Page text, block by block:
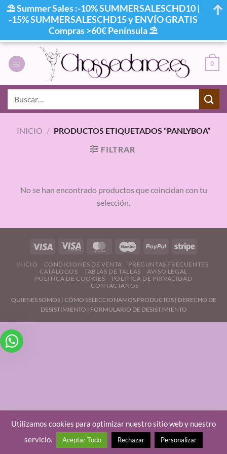
contenido
0
INICIO / PRODUCTOS ETIQUETADOS “PANLYBOA”
FILTRAR
No se han encontrado productos que coincidan con tu
selección.
INICIO CONDICIONES DE VENTA
PREGUNTAS FRECUENTES
CATÁLOGOS
TABLAS DE TALLAS
AVISO LEGAL
POLITICA DE COOKIES
POLITICA DE PRIVACIDAD
CONTÁCTANOS
QUIENES SOMOS| CÓMO SELECCIONAMOS PRODUCTOS| DERECHO DE
DESISTIMIENTO | FORMULARIO DE DESISTIMIENTO
Utilizamos cookies para optimizar nuestro sitio web y nuestro
servicio.
Aceptar Todo Rechazar Personalizar
⛱ Summer Sales :-10% SUMMERSALESCHD10 |
-15% SUMMERSALESCHD15 y ENVÍO GRATIS
Compras >60€ Península ⛱